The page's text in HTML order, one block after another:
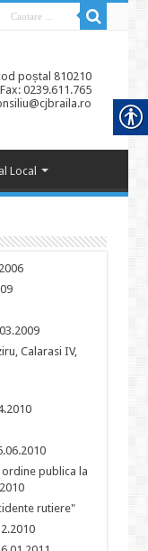
poștal 810210
0239.611.765
Local
Calarasi IV,
publica la
rutiere"